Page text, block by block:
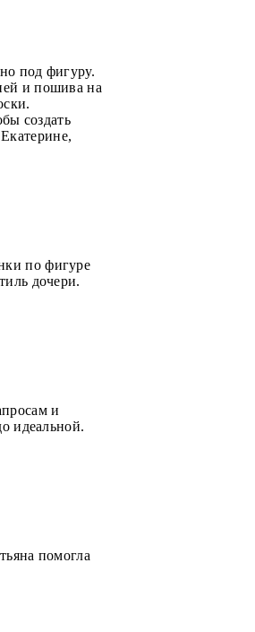
под фигуру.
и пошива на
создать
по фигуре
дочери.
и
идеальной.
помогла